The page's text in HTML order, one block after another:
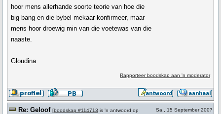
hoor mens allerhande soorte teorie van hoe die
big bang en die bybel mekaar konfirmeer, maar
mens hoor droewig min van die voetewas van die
naaste.
Gloudina
Rapporteer boodskap aan 'n moderator
Re: Geloof [boodskap #114713 is 'n antwoord op
Sa., 15 September 2007